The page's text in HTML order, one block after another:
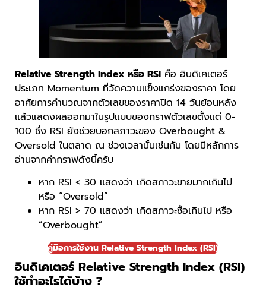
Relative Strength Index หรือ RSI คือ อินดิเคเตอร์
ประเภท Momentum ที่วัดความแข็งแกร่งของราคา โดย
อาศัยการคำนวณจากตัวเลขของราคาปิด 14 วันย้อนหลัง
แล้วแสดงผลออกมาในรูปแบบของกราฟตัวเลขตั้งแต่ 0-
100 ซึ่ง RSI ยังช่วยบอกสภาวะของ Overbought &
Oversold ในตลาด ณ ช่วงเวลานั้นเช่นกัน โดยมีหลักการ
อ่านจากค่ากราฟดังนี้ครับ
หาก RSI < 30 แสดงว่า เกิดสภาวะขายมากเกินไป
หรือ “Oversold”
หาก RSI > 70 แสดงว่า เกิดสภาวะซื้อเกินไป หรือ
“Overbought”
คู่มือการใช้งาน Relative Strength Index (RSI)
อินดิเคเตอร์ Relative Strength Index (RSI)
ใช้ทำอะไรได้บ้าง ?